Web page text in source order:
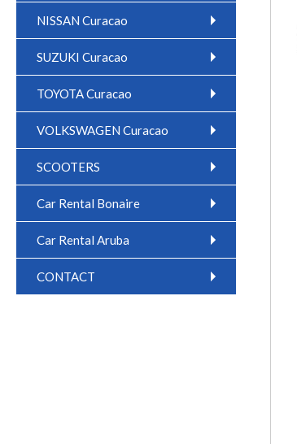
NISSAN Curacao
SUZUKI Curacao
TOYOTA Curacao
VOLKSWAGEN Curacao
SCOOTERS
Car Rental Bonaire
Car Rental Aruba
CONTACT